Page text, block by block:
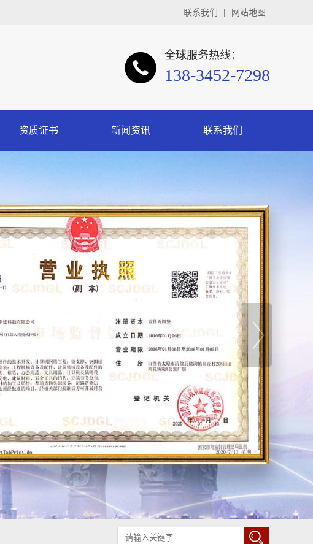
联系我们 | 网站地图
全球服务热线：
138-3452-7298
资质证书 新闻资讯 联系我们